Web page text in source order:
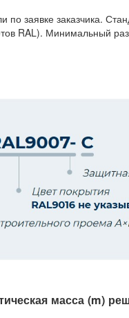
заявке заказчика.
RAL). Минимальный
масса (m)